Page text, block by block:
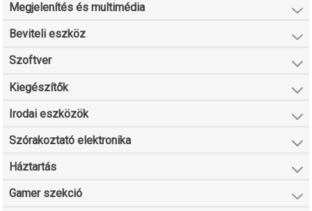
Megjelenítés és multimédia
Beviteli eszköz
Szoftver
Kiegészítők
Irodai eszközök
Szórakoztató elektronika
Háztartás
Gamer szekció